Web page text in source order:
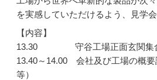
を実感していただけるよう、見学
【内容】
13.30 守谷工場正面玄関集
13.40～14.00 会社及び工場の概要
等）